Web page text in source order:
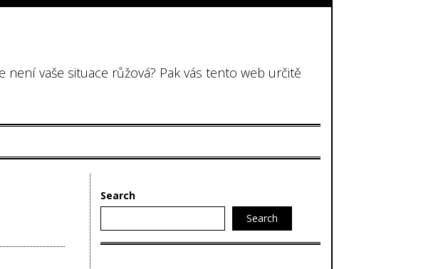
vaše situace růžová? Pak vás tento web určitě
Search
Search